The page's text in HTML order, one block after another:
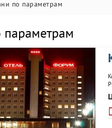
по параметрам
параметрам